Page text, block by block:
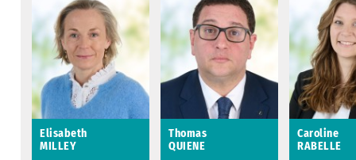
Conseillère
municipale déléguée
aux relations avec les
associations
Saint-Avertin
Conseiller municipal
délégué aux espaces
verts et à la propreté
urbaine
Saint-Avertin
Conseillère
municipale
aux
aînés
Saint-Avertin
Elisabeth
MILLEY
Thomas
QUIENE
Caroline
RABELLE